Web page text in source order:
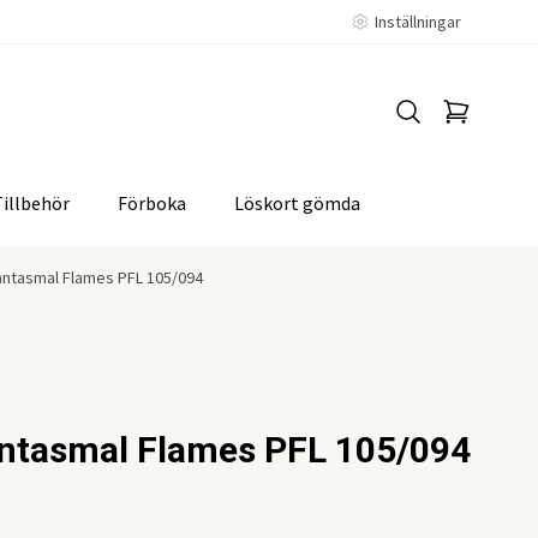
Inställningar
Förboka Löskort gömda
Flames PFL 105/094
Flames PFL 105/094